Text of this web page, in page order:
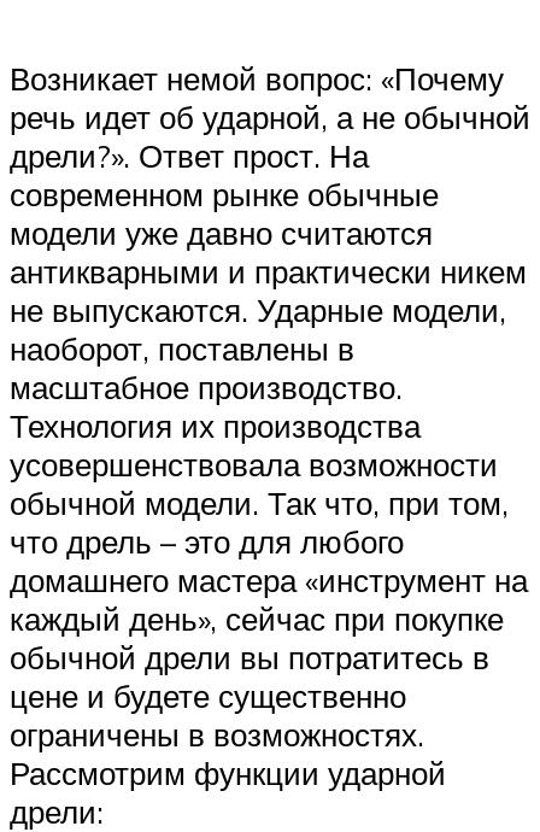
Возникает немой вопрос: «Почему
речь идет об ударной, а не обычной
дрели?». Ответ прост. На
современном рынке обычные
модели уже давно считаются
антикварными и практически никем
не выпускаются. Ударные модели,
наоборот, поставлены в
масштабное производство.
Технология их производства
усовершенствовала возможности
обычной модели. Так что, при том,
что дрель – это для любого
домашнего мастера «инструмент на
каждый день», сейчас при покупке
обычной дрели вы потратитесь в
цене и будете существенно
ограничены в возможностях.
Рассмотрим функции ударной
дрели: